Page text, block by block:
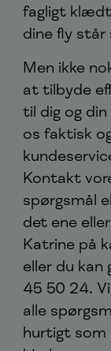
fagligt
dine fly står
Men ikke
at tilbyde
til dig og
os faktisk
Kontakt
spørgsmål
det ene
Katrine på
eller du kan
45 50 24.
alle
hurtigt som